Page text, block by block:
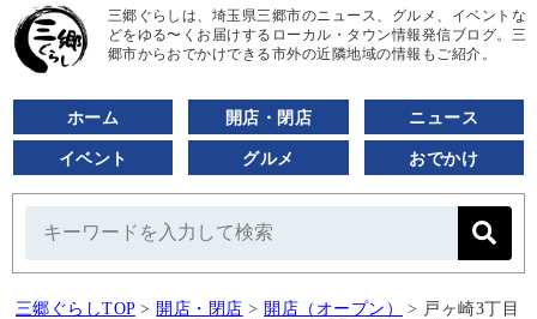
三郷ぐらしは、埼玉県三郷市のニュース、グルメ、イベントな
どをゆる〜くお届けするローカル・タウン情報発信ブログ。三
郷市からおでかけできる市外の近隣地域の情報もご紹介。
ホーム 開店・閉店 ニュース
イベント グルメ おでかけ
三郷ぐらしTOP > 開店・閉店 > 開店（オープン） > 戸ヶ崎3丁目